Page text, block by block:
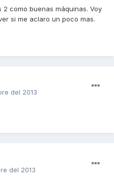
como buenas máquinas. Voy
si me aclaro un poco mas.
del 2013
del 2013